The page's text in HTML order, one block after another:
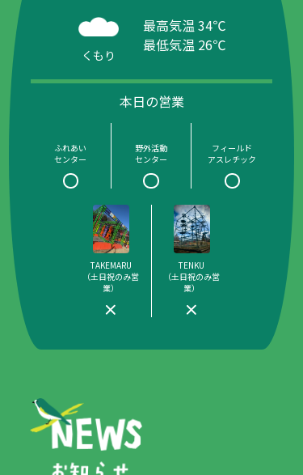
くもり
最高気温 34℃
最低気温 26℃
本日の営業
ふれあい
センター
野外活動
センター
フィールド
アスレチック
TAKEMARU
（土日祝のみ営
業）
TENKU
（土日祝のみ営
業）